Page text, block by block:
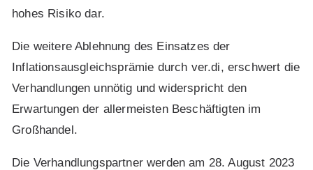
hohes Risiko dar.
Die weitere Ablehnung des Einsatzes der
Inflationsausgleichsprämie durch ver.di, erschwert die
Verhandlungen unnötig und widerspricht den
Erwartungen der allermeisten Beschäftigten im
Großhandel.
Die Verhandlungspartner werden am 28. August 2023